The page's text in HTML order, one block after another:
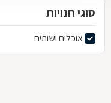
סוגי חנויות
אוכלים ושותים